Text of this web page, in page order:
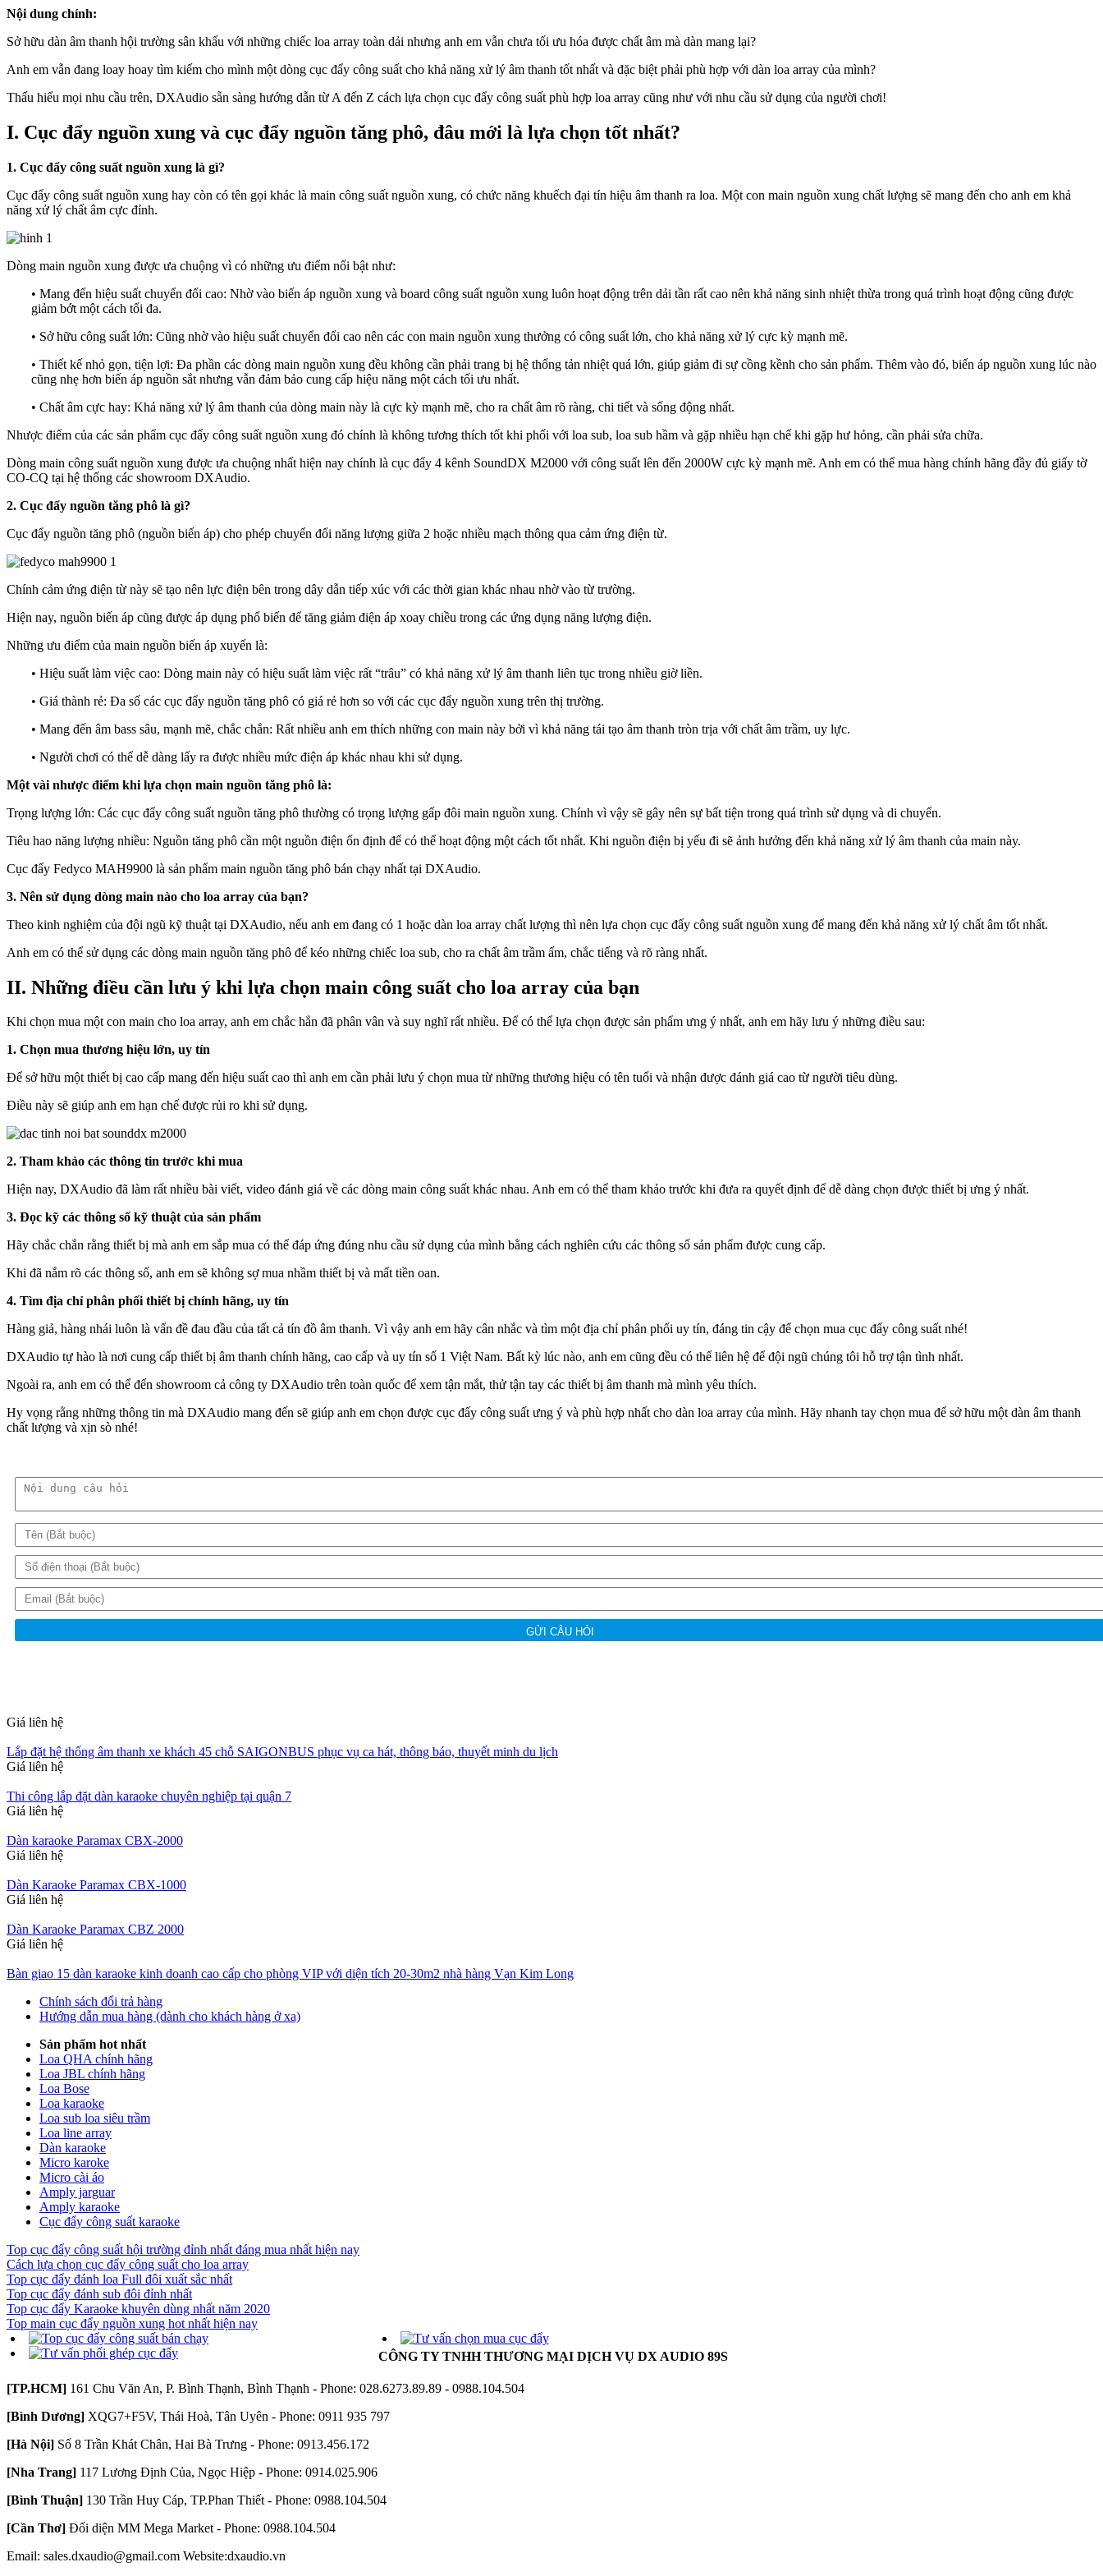
Nội dung chính:
Sở hữu dàn âm thanh hội trường sân khấu với những chiếc loa array toàn dải nhưng anh em vẫn chưa tối ưu hóa được chất âm mà dàn mang lại?
Anh em vẫn đang loay hoay tìm kiếm cho mình một dòng cục đẩy công suất cho khả năng xử lý âm thanh tốt nhất và đặc biệt phải phù hợp với dàn loa array của mình?
Thấu hiểu mọi nhu cầu trên, DXAudio sẵn sàng hướng dẫn từ A đến Z cách lựa chọn cục đẩy công suất phù hợp loa array cũng như với nhu cầu sử dụng của người chơi!
I. Cục đẩy nguồn xung và cục đẩy nguồn tăng phô, đâu mới là lựa chọn tốt nhất?
1. Cục đẩy công suất nguồn xung là gì?
Cục đẩy công suất nguồn xung hay còn có tên gọi khác là main công suất nguồn xung, có chức năng khuếch đại tín hiệu âm thanh ra loa. Một con main nguồn xung chất lượng sẽ mang đến cho anh em khả
năng xử lý chất âm cực đỉnh.
Dòng main nguồn xung được ưa chuộng vì có những ưu điểm nổi bật như:
• Mang đến hiệu suất chuyển đổi cao: Nhờ vào biến áp nguồn xung và board công suất nguồn xung luôn hoạt động trên dải tần rất cao nên khả năng sinh nhiệt thừa trong quá trình hoạt động cũng được
giảm bớt một cách tối đa.
• Sở hữu công suất lớn: Cũng nhờ vào hiệu suất chuyển đổi cao nên các con main nguồn xung thưởng có công suất lớn, cho khả năng xử lý cực kỳ mạnh mẽ.
• Thiết kế nhỏ gọn, tiện lợi: Đa phần các dòng main nguồn xung đều không cần phải trang bị hệ thống tản nhiệt quá lớn, giúp giảm đi sự cồng kềnh cho sản phẩm. Thêm vào đó, biến áp nguồn xung lúc nào
cũng nhẹ hơn biến áp nguồn sắt nhưng vẫn đảm bảo cung cấp hiệu năng một cách tối ưu nhất.
• Chất âm cực hay: Khả năng xử lý âm thanh của dòng main này là cực kỳ mạnh mẽ, cho ra chất âm rõ ràng, chi tiết và sống động nhất.
Nhược điểm của các sản phẩm cục đẩy công suất nguồn xung đó chính là không tương thích tốt khi phối với loa sub, loa sub hầm và gặp nhiều hạn chế khi gặp hư hỏng, cần phải sửa chữa.
Dòng main công suất nguồn xung được ưa chuộng nhất hiện nay chính là cục đẩy 4 kênh SoundDX M2000 với công suất lên đến 2000W cực kỳ mạnh mẽ. Anh em có thể mua hàng chính hãng đầy đủ giấy tờ
CO-CQ tại hệ thống các showroom DXAudio.
2. Cục đẩy nguồn tăng phô là gì?
Cục đẩy nguồn tăng phô (nguồn biến áp) cho phép chuyển đổi năng lượng giữa 2 hoặc nhiều mạch thông qua cảm ứng điện từ.
Chính cảm ứng điện từ này sẽ tạo nên lực điện bên trong dây dẫn tiếp xúc với các thời gian khác nhau nhờ vào từ trường.
Hiện nay, nguồn biến áp cũng được áp dụng phổ biến để tăng giảm điện áp xoay chiều trong các ứng dụng năng lượng điện.
Những ưu điểm của main nguồn biến áp xuyến là:
• Hiệu suất làm việc cao: Dòng main này có hiệu suất làm việc rất “trâu” có khả năng xử lý âm thanh liên tục trong nhiều giờ liền.
• Giá thành rẻ: Đa số các cục đẩy nguồn tăng phô có giá rẻ hơn so với các cục đẩy nguồn xung trên thị trường.
• Mang đến âm bass sâu, mạnh mẽ, chắc chắn: Rất nhiều anh em thích những con main này bởi vì khả năng tái tạo âm thanh tròn trịa với chất âm trầm, uy lực.
• Người chơi có thể dễ dàng lấy ra được nhiều mức điện áp khác nhau khi sử dụng.
Một vài nhược điểm khi lựa chọn main nguồn tăng phô là:
Trọng lượng lớn: Các cục đẩy công suất nguồn tăng phô thường có trọng lượng gấp đôi main nguồn xung. Chính vì vậy sẽ gây nên sự bất tiện trong quá trình sử dụng và di chuyển.
Tiêu hao năng lượng nhiều: Nguồn tăng phô cần một nguồn điện ổn định để có thể hoạt động một cách tốt nhất. Khi nguồn điện bị yếu đi sẽ ảnh hưởng đến khả năng xử lý âm thanh của main này.
Cục đẩy Fedyco MAH9900 là sản phẩm main nguồn tăng phô bán chạy nhất tại DXAudio.
3. Nên sử dụng dòng main nào cho loa array của bạn?
Theo kinh nghiệm của đội ngũ kỹ thuật tại DXAudio, nếu anh em đang có 1 hoặc dàn loa array chất lượng thì nên lựa chọn cục đẩy công suất nguồn xung để mang đến khả năng xử lý chất âm tốt nhất.
Anh em có thể sử dụng các dòng main nguồn tăng phô để kéo những chiếc loa sub, cho ra chất âm trầm ấm, chắc tiếng và rõ ràng nhất.
II. Những điều cần lưu ý khi lựa chọn main công suất cho loa array của bạn
Khi chọn mua một con main cho loa array, anh em chắc hẳn đã phân vân và suy nghĩ rất nhiều. Để có thể lựa chọn được sản phẩm ưng ý nhất, anh em hãy lưu ý những điều sau:
1. Chọn mua thương hiệu lớn, uy tín
Để sở hữu một thiết bị cao cấp mang đến hiệu suất cao thì anh em cần phải lưu ý chọn mua từ những thương hiệu có tên tuổi và nhận được đánh giá cao từ người tiêu dùng.
Điều này sẽ giúp anh em hạn chế được rủi ro khi sử dụng.
2. Tham khảo các thông tin trước khi mua
Hiện nay, DXAudio đã làm rất nhiều bài viết, video đánh giá về các dòng main công suất khác nhau. Anh em có thể tham khảo trước khi đưa ra quyết định để dễ dàng chọn được thiết bị ưng ý nhất.
3. Đọc kỹ các thông số kỹ thuật của sản phẩm
Hãy chắc chắn rằng thiết bị mà anh em sắp mua có thể đáp ứng đúng nhu cầu sử dụng của mình bằng cách nghiên cứu các thông số sản phẩm được cung cấp.
Khi đã nắm rõ các thông số, anh em sẽ không sợ mua nhầm thiết bị và mất tiền oan.
4. Tìm địa chỉ phân phối thiết bị chính hãng, uy tín
Hàng giả, hàng nhái luôn là vấn đề đau đầu của tất cả tín đồ âm thanh. Vì vậy anh em hãy cân nhắc và tìm một địa chỉ phân phối uy tín, đáng tin cậy để chọn mua cục đẩy công suất nhé!
DXAudio tự hào là nơi cung cấp thiết bị âm thanh chính hãng, cao cấp và uy tín số 1 Việt Nam. Bất kỳ lúc nào, anh em cũng đều có thể liên hệ để đội ngũ chúng tôi hỗ trợ tận tình nhất.
Ngoài ra, anh em có thể đến showroom cả công ty DXAudio trên toàn quốc để xem tận mắt, thử tận tay các thiết bị âm thanh mà mình yêu thích.
Hy vọng rằng những thông tin mà DXAudio mang đến sẽ giúp anh em chọn được cục đẩy công suất ưng ý và phù hợp nhất cho dàn loa array của mình. Hãy nhanh tay chọn mua để sở hữu một dàn âm thanh
chất lượng và xịn sò nhé!
GỬI CÂU HỎI
Giá liên hệ
Lắp đặt hệ thống âm thanh xe khách 45 chỗ SAIGONBUS phục vụ ca hát, thông báo, thuyết minh du lịch
Giá liên hệ
Thi công lắp đặt dàn karaoke chuyên nghiệp tại quận 7
Giá liên hệ
Dàn karaoke Paramax CBX-2000
Giá liên hệ
Dàn Karaoke Paramax CBX-1000
Giá liên hệ
Dàn Karaoke Paramax CBZ 2000
Giá liên hệ
Bàn giao 15 dàn karaoke kinh doanh cao cấp cho phòng VIP với diện tích 20-30m2 nhà hàng Vạn Kim Long
Chính sách đổi trả hàng
Hướng dẫn mua hàng (dành cho khách hàng ở xa)
Sản phẩm hot nhất
Loa QHA chính hãng
Loa JBL chính hãng
Loa Bose
Loa karaoke
Loa sub loa siêu trầm
Loa line array
Dàn karaoke
Micro karoke
Micro cài áo
Amply jarguar
Amply karaoke
Cục đẩy công suất karaoke
Top cục đẩy công suất hội trường đỉnh nhất đáng mua nhất hiện nay
Cách lựa chọn cục đẩy công suất cho loa array
Top cục đẩy đánh loa Full đôi xuất sắc nhất
Top cục đẩy đánh sub đôi đỉnh nhất
Top cục đẩy Karaoke khuyên dùng nhất năm 2020
Top main cục đẩy nguồn xung hot nhất hiện nay
CÔNG TY TNHH THƯƠNG MẠI DỊCH VỤ DX AUDIO 89S
[TP.HCM] 161 Chu Văn An, P. Bình Thạnh, Bình Thạnh - Phone: 028.6273.89.89 - 0988.104.504
[Bình Dương] XQG7+F5V, Thái Hoà, Tân Uyên - Phone: 0911 935 797
[Hà Nội] Số 8 Trần Khát Chân, Hai Bà Trưng - Phone: 0913.456.172
[Nha Trang] 117 Lương Định Của, Ngọc Hiệp - Phone: 0914.025.906
[Bình Thuận] 130 Trần Huy Cáp, TP.Phan Thiết - Phone: 0988.104.504
[Cần Thơ] Đối diện MM Mega Market - Phone: 0988.104.504
Email: sales.dxaudio@gmail.com Website:dxaudio.vn